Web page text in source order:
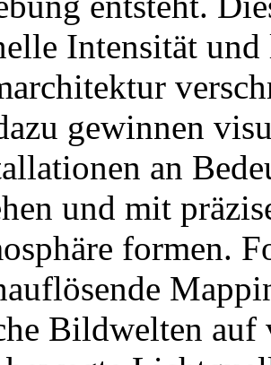
Intensität
gewinnen
an
und mit
formen.
Bildwelten auf